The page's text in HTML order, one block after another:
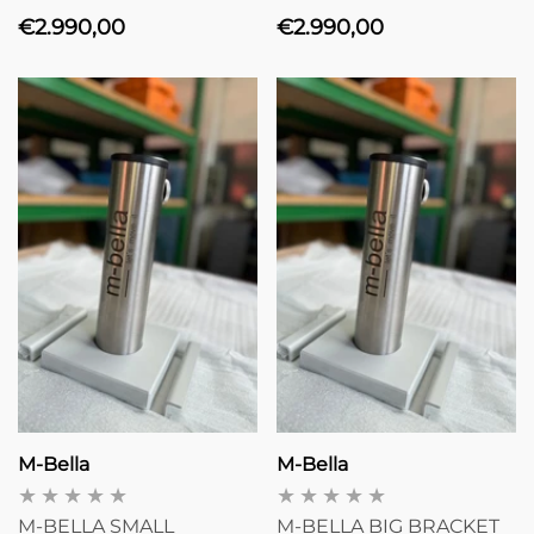
Normaler
€2.990,00
Normaler
€2.990,00
Anbieter:
M-Bella
M-BELLA SMALL
Anbieter:
M-Bella
M-BELLA BIG BRACKET